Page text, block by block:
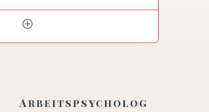
menu
menu
expand
menu
Arbeitspsycholog